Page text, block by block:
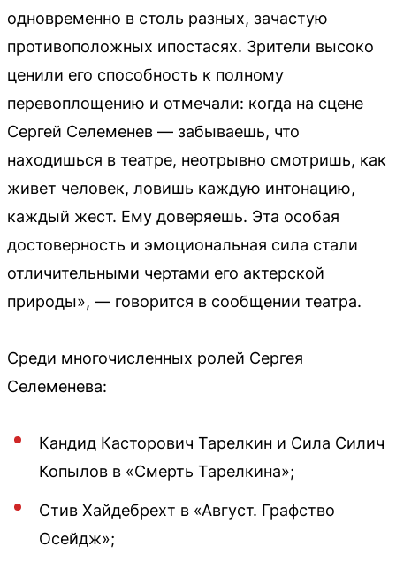
одновременно в столь разных, зачастую
противоположных ипостасях. Зрители высоко
ценили его способность к полному
перевоплощению и отмечали: когда на сцене
Сергей Селеменев — забываешь, что
находишься в театре, неотрывно смотришь, как
живет человек, ловишь каждую интонацию,
каждый жест. Ему доверяешь. Эта особая
достоверность и эмоциональная сила стали
отличительными чертами его актерской
природы», — говорится в сообщении театра.
Среди многочисленных ролей Сергея
Селеменева:
Кандид Касторович Тарелкин и Сила Силич
Копылов в «Смерть Тарелкина»;
Стив Хайдебрехт в «Август. Графство
Осейдж»;